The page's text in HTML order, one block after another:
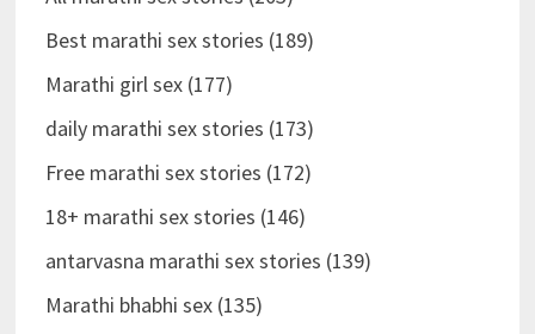
Best marathi sex stories (189)
Marathi girl sex (177)
daily marathi sex stories (173)
Free marathi sex stories (172)
18+ marathi sex stories (146)
antarvasna marathi sex stories (139)
Marathi bhabhi sex (135)